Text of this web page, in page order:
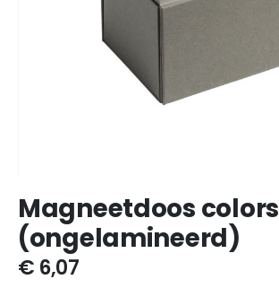
naar
het
begin
van
de
Magneetdoos colors
(ongelamineerd)
€ 6,07